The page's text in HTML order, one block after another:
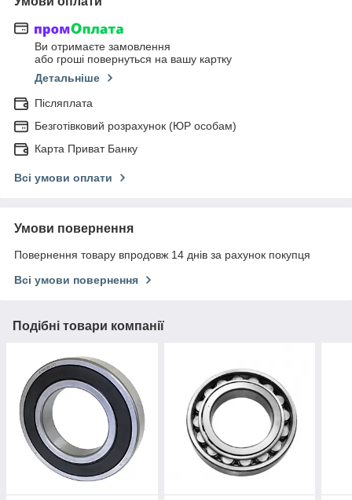
Ви отримаєте замовлення
або гроші повернуться на вашу картку
Детальніше
Післяплата
Безготівковий розрахунок (ЮР особам)
Карта Приват Банку
Всі умови оплати
Умови повернення
Повернення товару впродовж 14 днів за рахунок покупця
Всі умови повернення
Подібні товари компанії